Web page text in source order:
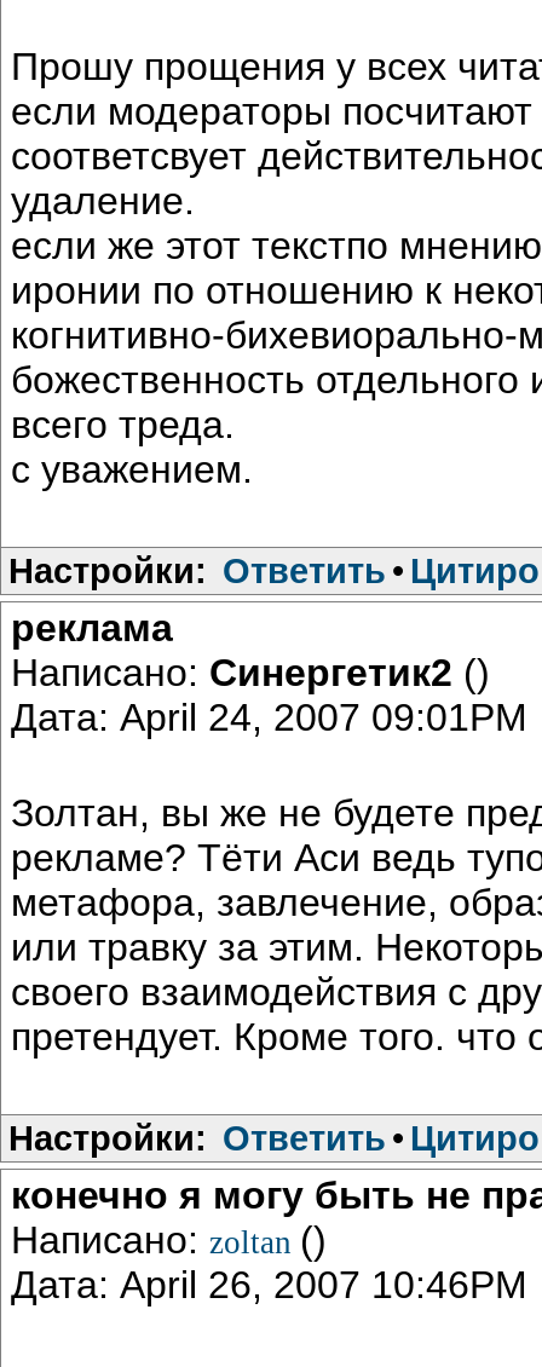
Прошу прощения у всех
если модераторы
соответсвует
удаление.
если же этот текстпо
иронии по отношению к
когнитивно-
божественность
всего треда.
с уважением.
Настройки: Ответить •
реклама
Написано: Синергетик2 ()
Дата: April 24, 2007 09:01PM
Золтан, вы же не будете
рекламе? Тёти Аси ведь
метафора, завлечение,
или травку за этим.
своего взаимодействия с
претендует. Кроме того.
Настройки: Ответить •
конечно я могу быть не
Написано: zoltan ()
Дата: April 26, 2007 10:46PM